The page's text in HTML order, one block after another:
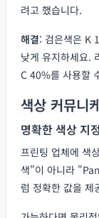
려고 했습니다.
해결: 검은색은 K
낮게 유지하세요.
C 40%를 사용할
색상 커뮤니
명확한 색상 지정
프린팅 업체에 색
색"이 아니라
럼 정확한 값을 제